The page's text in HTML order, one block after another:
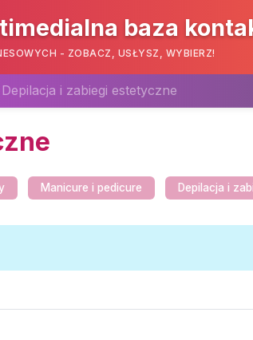
baza
- ZOBACZ, USŁYSZ, WYBIERZ!
Depilacja i zabiegi estetyczne
Manicure i pedicure Depilacja i